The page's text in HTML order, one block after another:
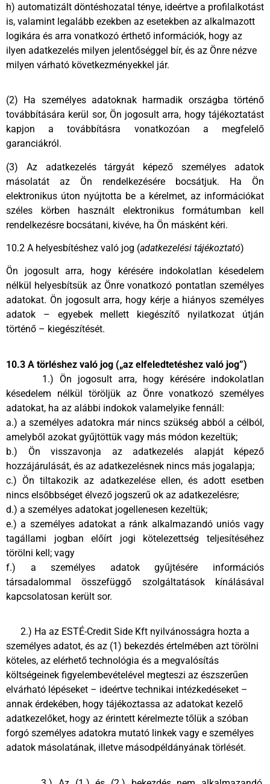
h) automatizált döntéshozatal ténye, ideértve a profilalkotást
is, valamint legalább ezekben az esetekben az alkalmazott
logikára és arra vonatkozó érthető információk, hogy az
ilyen adatkezelés milyen jelentőséggel bír, és az Önre nézve
milyen várható következményekkel jár.
(2) Ha személyes adatoknak harmadik országba történő
továbbítására kerül sor, Ön jogosult arra, hogy tájékoztatást
kapjon a továbbításra vonatkozóan a megfelelő
garanciákról.
(3) Az adatkezelés tárgyát képező személyes adatok
másolatát az Ön rendelkezésére bocsátjuk. Ha Ön
elektronikus úton nyújtotta be a kérelmet, az információkat
széles körben használt elektronikus formátumban kell
rendelkezésre bocsátani, kivéve, ha Ön másként kéri.
10.2 A helyesbítéshez való jog (adatkezelési tájékoztató)
Ön jogosult arra, hogy kérésére indokolatlan késedelem
nélkül helyesbítsük az Önre vonatkozó pontatlan személyes
adatokat. Ön jogosult arra, hogy kérje a hiányos személyes
adatok – egyebek mellett kiegészítő nyilatkozat útján
történő – kiegészítését.
10.3 A törléshez való jog („az elfeledtetéshez való jog”)
1.) Ön jogosult arra, hogy kérésére indokolatlan
késedelem nélkül töröljük az Önre vonatkozó személyes
adatokat, ha az alábbi indokok valamelyike fennáll:
a.) a személyes adatokra már nincs szükség abból a célból,
amelyből azokat gyűjtöttük vagy más módon kezeltük;
b.) Ön visszavonja az adatkezelés alapját képező
hozzájárulását, és az adatkezelésnek nincs más jogalapja;
c.) Ön tiltakozik az adatkezelése ellen, és adott esetben
nincs elsőbbséget élvező jogszerű ok az adatkezelésre;
d.) a személyes adatokat jogellenesen kezeltük;
e.) a személyes adatokat a ránk alkalmazandó uniós vagy
tagállami jogban előírt jogi kötelezettség teljesítéséhez
törölni kell; vagy
f.) a személyes adatok gyűjtésére információs
társadalommal összefüggő szolgáltatások kínálásával
kapcsolatosan került sor.
2.) Ha az ESTÉ-Credit Side Kft nyilvánosságra hozta a
személyes adatot, és az (1) bekezdés értelmében azt törölni
köteles, az elérhető technológia és a megvalósítás
költségeinek figyelembevételével megteszi az észszerűen
elvárható lépéseket – ideértve technikai intézkedéseket –
annak érdekében, hogy tájékoztassa az adatokat kezelő
adatkezelőket, hogy az érintett kérelmezte tőlük a szóban
forgó személyes adatokra mutató linkek vagy e személyes
adatok másolatának, illetve másodpéldányának törlését.